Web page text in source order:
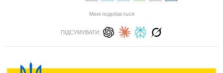
Мені подобається
ПІДСУМУВАТИ: